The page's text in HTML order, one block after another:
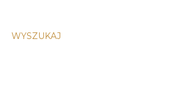
WYSZUKAJ